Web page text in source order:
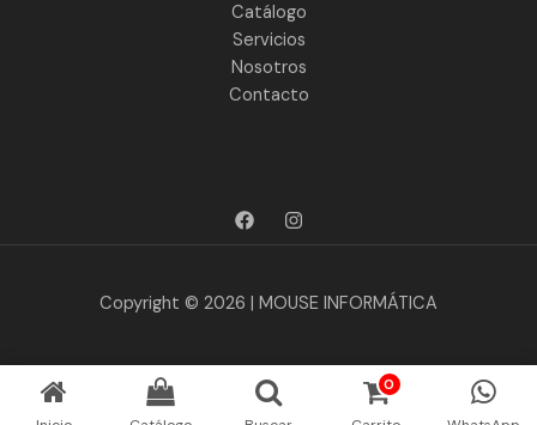
Catálogo
Servicios
Nosotros
Contacto
Copyright © 2026 | MOUSE INFORMÁTICA
0